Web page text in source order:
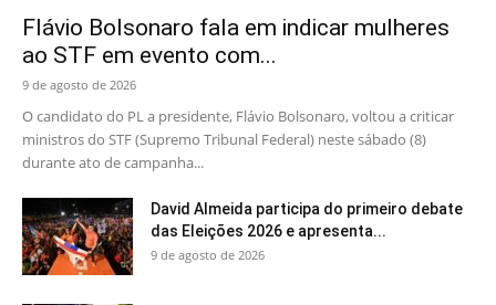
Flávio Bolsonaro fala em indicar mulheres
ao STF em evento com...
9 de agosto de 2026
O candidato do PL a presidente, Flávio Bolsonaro, voltou a criticar
ministros do STF (Supremo Tribunal Federal) neste sábado (8)
durante ato de campanha...
David Almeida participa do primeiro debate
das Eleições 2026 e apresenta...
9 de agosto de 2026